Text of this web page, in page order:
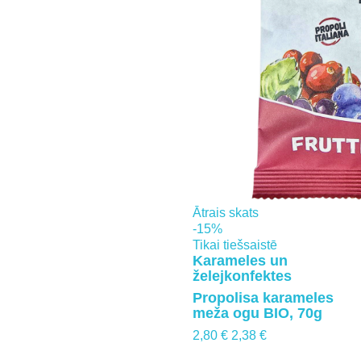
Ātrais skats
-15%
Tikai tiešsaistē
Karameles un
želejkonfektes
Propolisa karameles
meža ogu BIO, 70g
2,80 € 2,38 €